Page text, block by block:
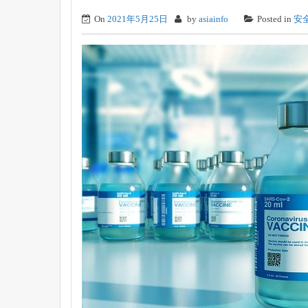
On 2021年5月25日 by asiainfo Posted in 安